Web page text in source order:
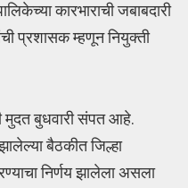
कारभाराची जबाबदारी
प्रशासक म्हणून नियुक्‍ती
मुदत बुधवारी संपत आहे.
बैठकीत जिल्हा
निर्णय झालेला असला